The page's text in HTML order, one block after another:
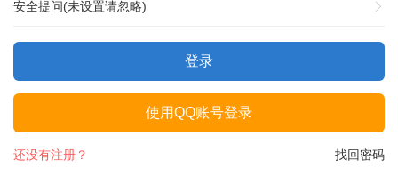
安全提问(未设置请忽略)
登录
使用QQ账号登录
找回密码
还没有注册？